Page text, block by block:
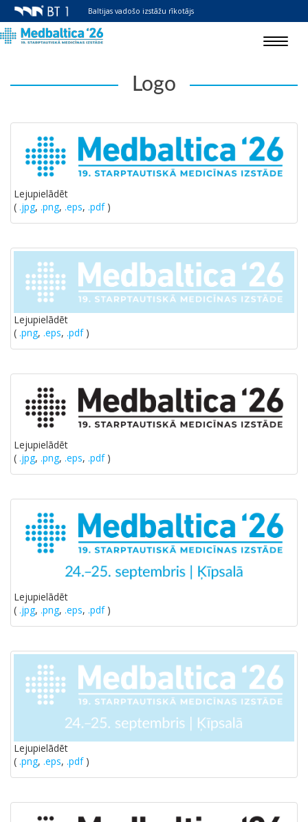
Baltijas vadošo izstāžu rīkotājs
Toggle
Logo
Lejupielādēt
( .jpg, .png, .eps, .pdf)
Lejupielādēt
( .png, .eps, .pdf)
Lejupielādēt
( .jpg, .png, .eps, .pdf)
Lejupielādēt
( .jpg, .png, .eps, .pdf)
Lejupielādēt
( .png, .eps, .pdf)